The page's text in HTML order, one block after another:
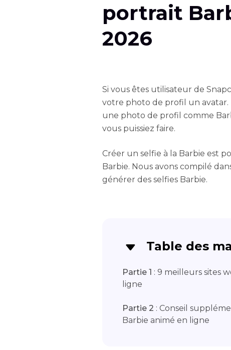
portrait
2026
Si vous êtes utilisateur de
votre photo de profil un avatar.
une photo de profil comme
vous puissiez faire.
Créer un selfie à la Barbie est
Barbie. Nous avons compilé
générer des selfies Barbie.
Table des
Partie 1 : 9 meilleurs sites
ligne
Partie 2 : Conseil
Barbie animé en ligne